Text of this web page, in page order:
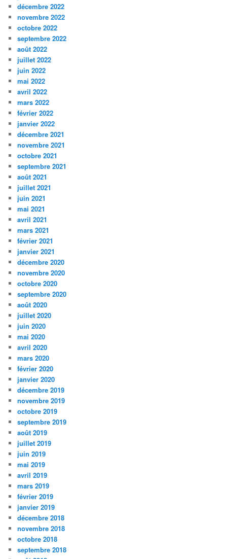
décembre 2022
novembre 2022
octobre 2022
septembre 2022
août 2022
juillet 2022
juin 2022
mai 2022
avril 2022
mars 2022
février 2022
janvier 2022
décembre 2021
novembre 2021
octobre 2021
septembre 2021
août 2021
juillet 2021
juin 2021
mai 2021
avril 2021
mars 2021
février 2021
janvier 2021
décembre 2020
novembre 2020
octobre 2020
septembre 2020
août 2020
juillet 2020
juin 2020
mai 2020
avril 2020
mars 2020
février 2020
janvier 2020
décembre 2019
novembre 2019
octobre 2019
septembre 2019
août 2019
juillet 2019
juin 2019
mai 2019
avril 2019
mars 2019
février 2019
janvier 2019
décembre 2018
novembre 2018
octobre 2018
septembre 2018